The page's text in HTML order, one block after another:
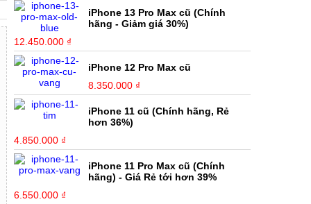
iPhone 13 Pro Max cũ (Chính
hãng - Giảm giá 30%)
12.450.000 ₫
iPhone 12 Pro Max cũ
8.350.000 ₫
iPhone 11 cũ (Chính hãng, Rẻ
hơn 36%)
4.850.000 ₫
iPhone 11 Pro Max cũ (Chính
hãng) - Giá Rẻ tới hơn 39%
6.550.000 ₫